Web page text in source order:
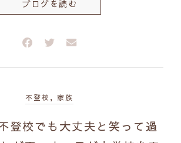
ブログを読む
不登校 , 家族
登校でも大丈夫と笑って過